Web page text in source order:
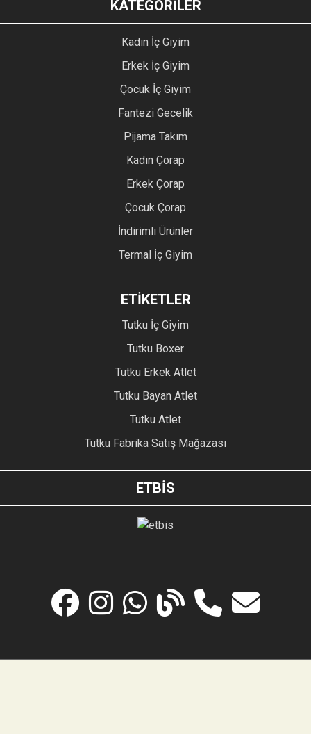
KATEGORİLER
Kadın İç Giyim
Erkek İç Giyim
Çocuk İç Giyim
Fantezi Gecelik
Pijama Takım
Kadın Çorap
Erkek Çorap
Çocuk Çorap
İndirimli Ürünler
Termal İç Giyim
ETİKETLER
Tutku İç Giyim
Tutku Boxer
Tutku Erkek Atlet
Tutku Bayan Atlet
Tutku Atlet
Tutku Fabrika Satış Mağazası
ETBİS